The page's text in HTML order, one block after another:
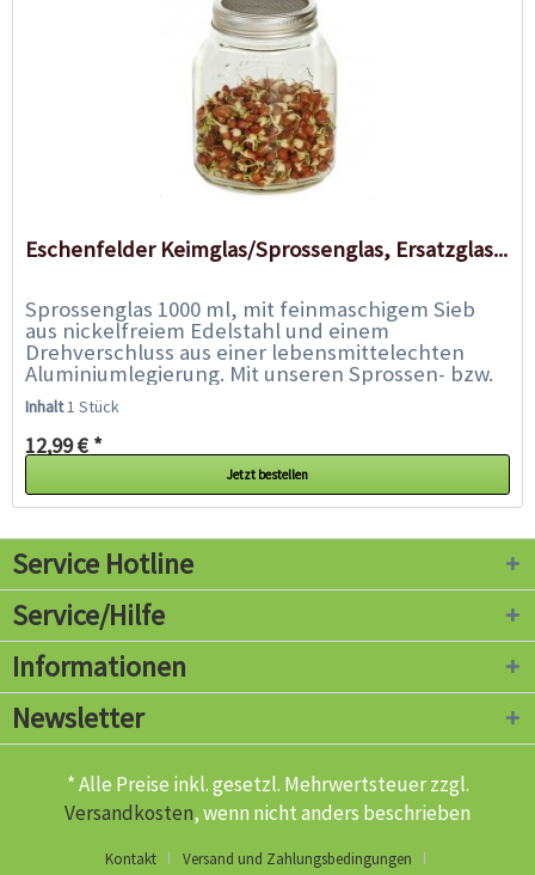
Eschenfelder Keimglas/Sprossenglas, Ersatzglas...
Sprossenglas 1000 ml, mit feinmaschigem Sieb
aus nickelfreiem Edelstahl und einem
Drehverschluss aus einer lebensmittelechten
Aluminiumlegierung. Mit unseren Sprossen- bzw.
Keimgläsern können Sie täglich das ganze...
Inhalt1 Stück
12,99 € *
Jetzt bestellen
Service Hotline
Service/Hilfe
Informationen
Newsletter
* Alle Preise inkl. gesetzl. Mehrwertsteuer zzgl.
Versandkosten, wenn nicht anders beschrieben
Kontakt Versand und Zahlungsbedingungen